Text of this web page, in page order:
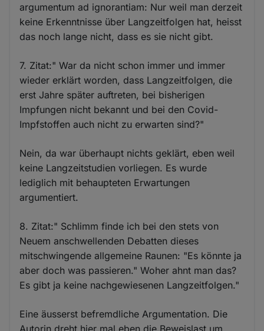
argumentum ad ignorantiam: Nur weil man derzeit
keine Erkenntnisse über Langzeitfolgen hat, heisst
das noch lange nicht, dass es sie nicht gibt.
7. Zitat:" War da nicht schon immer und immer
wieder erklärt worden, dass Langzeitfolgen, die
erst Jahre später auftreten, bei bisherigen
Impfungen nicht bekannt und bei den Covid-
Impfstoffen auch nicht zu erwarten sind?"
Nein, da war überhaupt nichts geklärt, eben weil
keine Langzeitstudien vorliegen. Es wurde
lediglich mit behaupteten Erwartungen
argumentiert.
8. Zitat:" Schlimm finde ich bei den stets von
Neuem anschwellenden Debatten dieses
mitschwingende allgemeine Raunen: "Es könnte ja
aber doch was passieren." Woher ahnt man das?
Es gibt ja keine nachgewiesenen Langzeitfolgen."
Eine äusserst befremdliche Argumentation. Die
Autorin dreht hier mal eben die Beweislast um.